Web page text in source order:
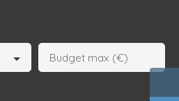
Budget max (€)